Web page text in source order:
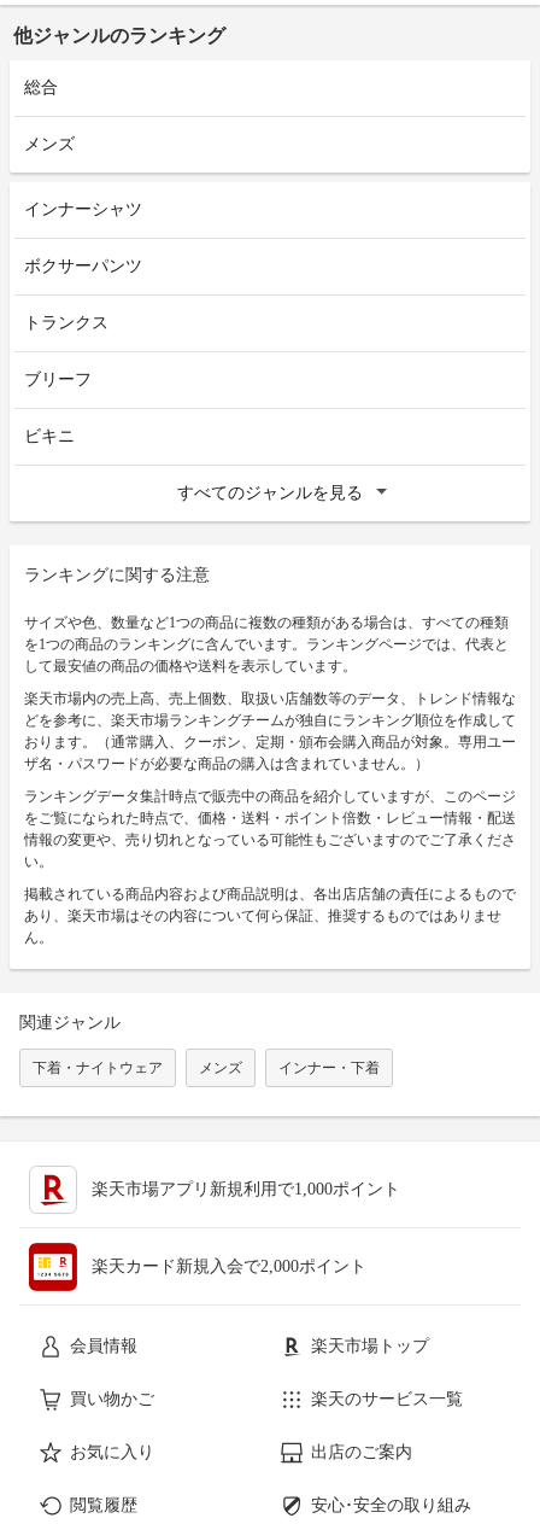
他ジャンルのランキング
総合
メンズ
インナーシャツ
ボクサーパンツ
トランクス
ブリーフ
ビキニ
すべてのジャンルを見る
ランキングに関する注意
サイズや色、数量など1つの商品に複数の種類がある場合は、すべての種類
を1つの商品のランキングに含んでいます。ランキングページでは、代表と
して最安値の商品の価格や送料を表示しています。
楽天市場内の売上高、売上個数、取扱い店舗数等のデータ、トレンド情報な
どを参考に、楽天市場ランキングチームが独自にランキング順位を作成して
おります。（通常購入、クーポン、定期・頒布会購入商品が対象。専用ユー
ザ名・パスワードが必要な商品の購入は含まれていません。）
ランキングデータ集計時点で販売中の商品を紹介していますが、このページ
をご覧になられた時点で、価格・送料・ポイント倍数・レビュー情報・配送
情報の変更や、売り切れとなっている可能性もございますのでご了承くださ
い。
掲載されている商品内容および商品説明は、各出店店舗の責任によるもので
あり、楽天市場はその内容について何ら保証、推奨するものではありませ
ん。
関連ジャンル
下着・ナイトウェア メンズ インナー・下着
楽天市場アプリ新規利用で1,000ポイント
楽天カード新規入会で2,000ポイント
会員情報 楽天市場トップ
買い物かご 楽天のサービス一覧
お気に入り 出店のご案内
閲覧履歴 安心･安全の取り組み